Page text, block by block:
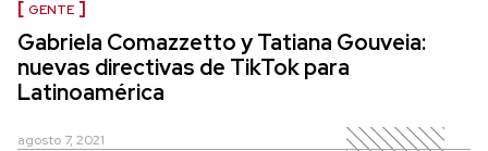
GENTE
Gabriela Comazzetto y Tatiana Gouveia:
nuevas directivas de TikTok para
Latinoamérica
agosto 7, 2021